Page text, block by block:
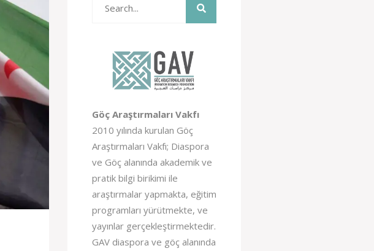
Göç Araştırmaları Vakfı
2010 yılında kurulan Göç
Araştırmaları Vakfı; Diaspora
ve Göç alanında akademik ve
pratik bilgi birikimi ile
araştırmalar yapmakta, eğitim
programları yürütmekte, ve
yayınlar gerçekleştirmektedir.
GAV diaspora ve göç alanında